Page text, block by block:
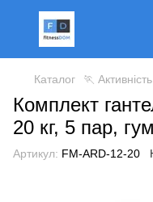
Каталог 🏃 Активність
Комплект
20 кг, 5 пар,
Артикул: FM-ARD-12-20